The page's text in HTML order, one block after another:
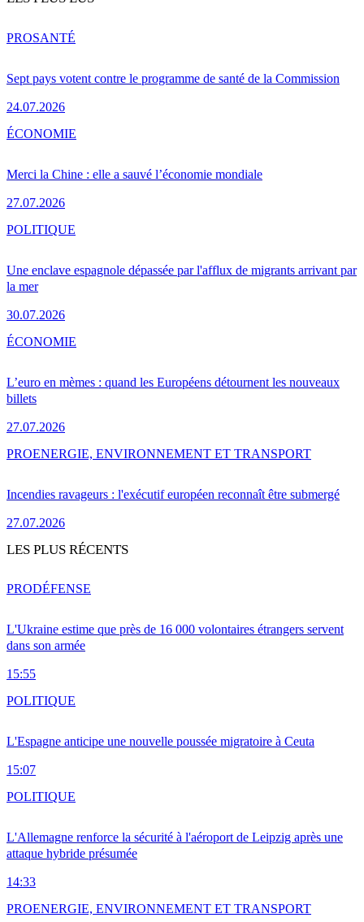
Sept pays votent contre le programme de santé de la Commission
24.07.2026
PROSANTÉ
Merci la Chine : elle a sauvé l’économie mondiale
27.07.2026
ÉCONOMIE
Une enclave espagnole dépassée par l'afflux de migrants arrivant par
la mer
30.07.2026
POLITIQUE
L’euro en mèmes : quand les Européens détournent les nouveaux
billets
27.07.2026
ÉCONOMIE
Incendies ravageurs : l'exécutif européen reconnaît être submergé
27.07.2026
PROENERGIE, ENVIRONNEMENT ET TRANSPORT
LES PLUS RÉCENTS
L'Ukraine estime que près de 16 000 volontaires étrangers servent
dans son armée
15:55
PRODÉFENSE
L'Espagne anticipe une nouvelle poussée migratoire à Ceuta
15:07
POLITIQUE
L'Allemagne renforce la sécurité à l'aéroport de Leipzig après une
attaque hybride présumée
14:33
POLITIQUE
PROENERGIE, ENVIRONNEMENT ET TRANSPORT